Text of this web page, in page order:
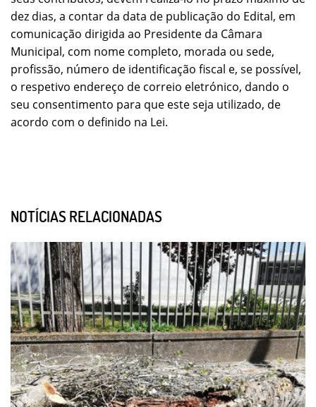
dez dias, a contar da data de publicação do Edital, em
comunicação dirigida ao Presidente da Câmara
Municipal, com nome completo, morada ou sede,
profissão, número de identificação fiscal e, se possível,
o respetivo endereço de correio eletrónico, dando o
seu consentimento para que este seja utilizado, de
acordo com o definido na Lei.
NOTÍCIAS RELACIONADAS